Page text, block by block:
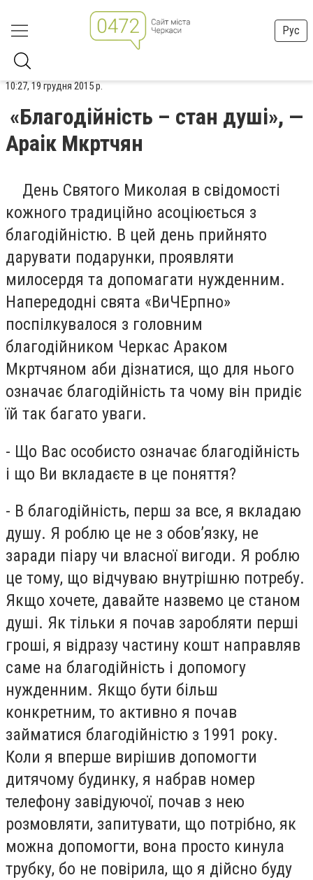
Рус
10:27, 19 грудня 2015 р.
«Благодійність – стан душі», —
Араік Мкртчян
День Святого Миколая в свідомості
кожного традиційно асоціюється з
благодійністю. В цей день прийнято
дарувати подарунки, проявляти
милосердя та допомагати нужденним.
Напередодні свята «ВиЧЕрпно»
поспілкувалося з головним
благодійником Черкас Араком
Мкртчяном аби дізнатися, що для нього
означає благодійність та чому він придіє
їй так багато уваги.
- Що Вас особисто означає благодійність
і що Ви вкладаєте в це поняття?
- В благодійність, перш за все, я вкладаю
душу. Я роблю це не з обов’язку, не
заради піару чи власної вигоди. Я роблю
це тому, що відчуваю внутрішню потребу.
Якщо хочете, давайте назвемо це станом
душі. Як тільки я почав заробляти перші
гроші, я відразу частину кошт направляв
саме на благодійність і допомогу
нужденним. Якщо бути більш
конкретним, то активно я почав
займатися благодійністю з 1991 року.
Коли я вперше вирішив допомогти
дитячому будинку, я набрав номер
телефону завідуючої, почав з нею
розмовляти, запитувати, що потрібно, як
можна допомогти, вона просто кинула
трубку, бо не повірила, що я дійсно буду